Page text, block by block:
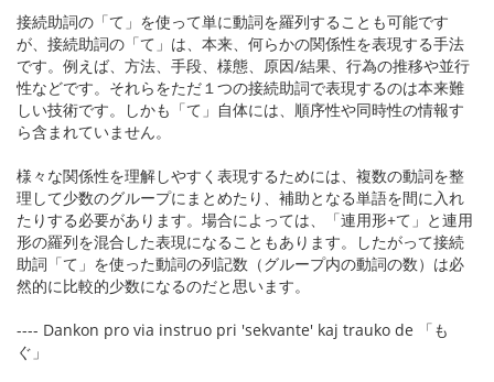
接続助詞の「て」を使って単に動詞を羅列することも可能です
が、接続助詞の「て」は、本来、何らかの関係性を表現する手法
です。例えば、方法、手段、様態、原因/結果、行為の推移や並行
性などです。それらをただ１つの接続助詞で表現するのは本来難
しい技術です。しかも「て」自体には、順序性や同時性の情報す
ら含まれていません。
様々な関係性を理解しやすく表現するためには、複数の動詞を整
理して少数のグループにまとめたり、補助となる単語を間に入れ
たりする必要があります。場合によっては、「連用形+て」と連用
形の羅列を混合した表現になることもあります。したがって接続
助詞「て」を使った動詞の列記数（グループ内の動詞の数）は必
然的に比較的少数になるのだと思います。
---- Dankon pro via instruo pri 'sekvante' kaj trauko de 「も
ぐ」